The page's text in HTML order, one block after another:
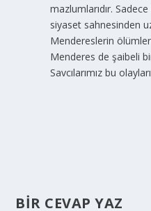
mazlumlarıdır.
siyaset sahnesinden
Mendereslerin
Menderes de şaibeli
Savcılarımız bu
BIR CEVAP YAZ